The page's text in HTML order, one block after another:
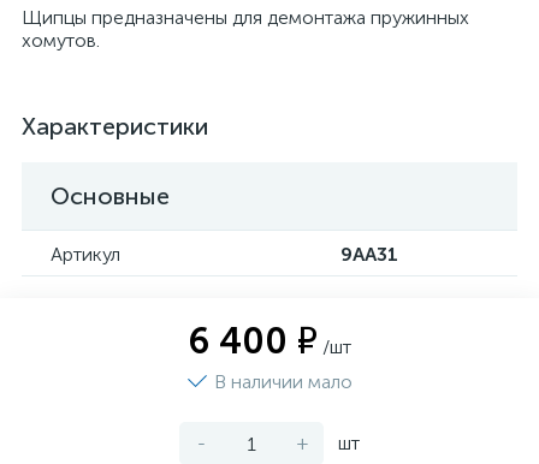
Щипцы предназначены для демонтажа пружинных
хомутов.
Характеристики
Основные
Артикул 9AA31
6 400 ₽ /шт
В наличии мало
- + шт